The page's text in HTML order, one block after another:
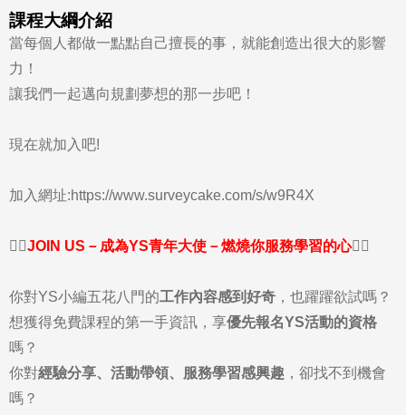
課程大綱介紹
當每個人都做一點點自己擅長的事，就能創造出很大的影響
力！
讓我們一起邁向規劃夢想的那一步吧！
現在就加入吧!
加入網址:https://www.surveycake.com/s/w9R4X
❤️‍🔥JOIN US－成為YS青年大使－燃燒你服務學習的心❤️‍🔥
你對YS小編五花八門的工作內容感到好奇 ，也躍躍欲試嗎？
想獲得免費課程的第一手資訊，享優先報名YS活動的資格
嗎？
你對經驗分享、活動帶領、服務學習感興趣 ，卻找不到機會
嗎？